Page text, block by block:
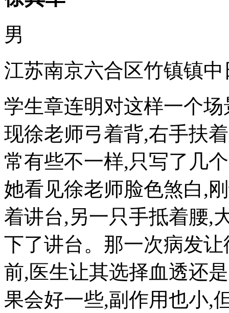
男
江苏南京六合区竹镇镇
学生章连明对这样一个
现徐老师弓着背,右手扶
常有些不一样,只写了几
她看见徐老师脸色煞白,
着讲台,另一只手抵着腰,
下了讲台。那一次病发
前,医生让其选择血透还
果会好一些,副作用也小,